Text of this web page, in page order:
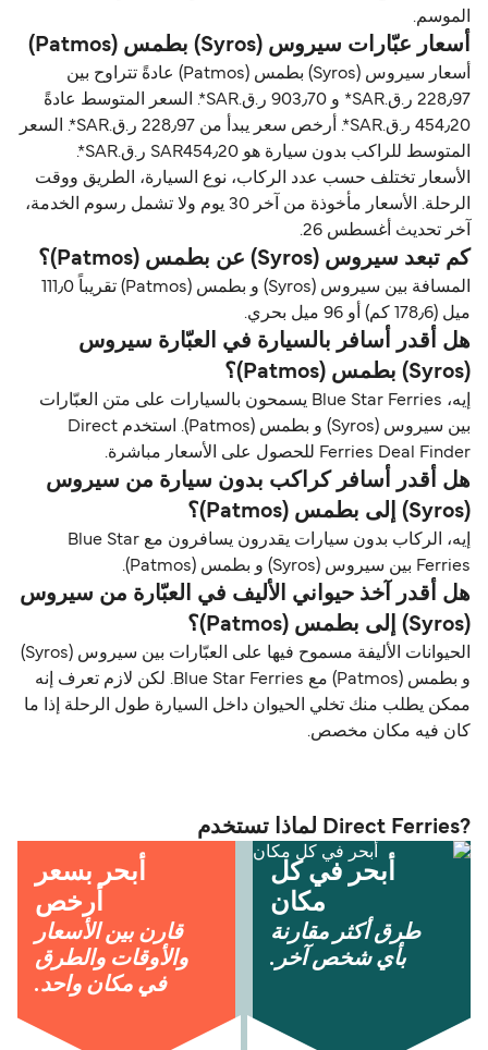
الموسم.
أسعار عبّارات سيروس (Syros) بطمس (Patmos)
أسعار سيروس (Syros) بطمس (Patmos) عادةً تتراوح بين
228٫97 ر.ق.‏SAR* و 903٫70 ر.ق.‏SAR*. السعر المتوسط عادةً
454٫20 ر.ق.‏SAR*. أرخص سعر يبدأ من 228٫97 ر.ق.‏SAR*. السعر
المتوسط للراكب بدون سيارة هو SAR454٫20 ر.ق.‏SAR*.
الأسعار تختلف حسب عدد الركاب، نوع السيارة، الطريق ووقت
الرحلة. الأسعار مأخوذة من آخر 30 يوم ولا تشمل رسوم الخدمة،
آخر تحديث أغسطس 26.
كم تبعد سيروس (Syros) عن بطمس (Patmos)؟
المسافة بين سيروس (Syros) و بطمس (Patmos) تقريباً 111٫0
ميل (178٫6 كم) أو 96 ميل بحري.
هل أقدر أسافر بالسيارة في العبّارة سيروس
(Syros) بطمس (Patmos)؟
إيه، Blue Star Ferries يسمحون بالسيارات على متن العبّارات
بين سيروس (Syros) و بطمس (Patmos). استخدم Direct
Ferries Deal Finder للحصول على الأسعار مباشرة.
هل أقدر أسافر كراكب بدون سيارة من سيروس
(Syros) إلى بطمس (Patmos)؟
إيه، الركاب بدون سيارات يقدرون يسافرون مع Blue Star
Ferries بين سيروس (Syros) و بطمس (Patmos).
هل أقدر آخذ حيواني الأليف في العبّارة من سيروس
(Syros) إلى بطمس (Patmos)؟
الحيوانات الأليفة مسموح فيها على العبّارات بين سيروس (Syros)
و بطمس (Patmos) مع Blue Star Ferries. لكن لازم تعرف إنه
ممكن يطلب منك تخلي الحيوان داخل السيارة طول الرحلة إذا ما
كان فيه مكان مخصص.
?Direct Ferries لماذا تستخدم
أبحر في كل
مكان
طرق أكثر مقارنة
بأي شخص آخر.
أبحر بسعر
أرخص
قارن بين الأسعار
والأوقات والطرق
في مكان واحد.